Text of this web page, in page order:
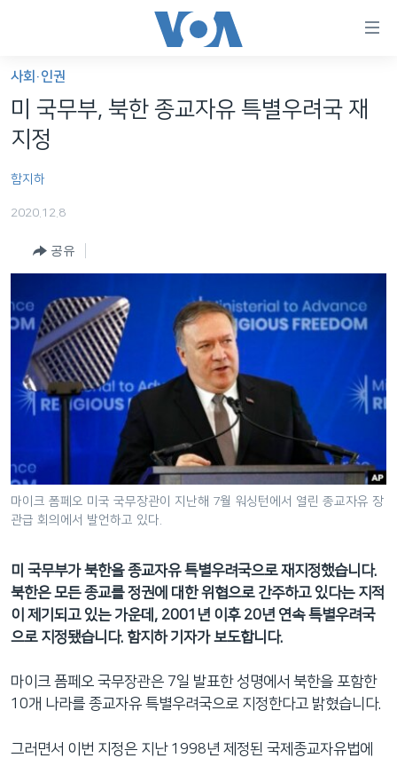
가
능
링
인
로
이
이
션
으
이
동
검
로
이
세계
라디오
프로그램
주파수 안내
언어 선택
사회·인권
미 국무부, 북한 종교자유 특별우려국 재
지정
함지하
2020.12.8
공유
마이크 폼페오 미국 국무장관이 지난해 7월 워싱턴에서 열린 종교자유 장
관급 회의에서 발언하고 있다.
미 국무부가 북한을 종교자유 특별우려국으로 재지정했습니다.
북한은 모든 종교를 정권에 대한 위협으로 간주하고 있다는 지적
이 제기되고 있는 가운데, 2001년 이후 20년 연속 특별우려국
으로 지정됐습니다. 함지하 기자가 보도합니다.
마이크 폼페오 국무장관은 7일 발표한 성명에서 북한을 포함한
10개 나라를 종교자유 특별우려국으로 지정한다고 밝혔습니다.
그러면서 이번 지정은 지난 1998년 제정된 국제종교자유법에